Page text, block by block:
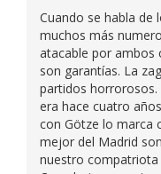
Cuando se habla de
muchos más
atacable por ambos
son garantías. La
partidos horrorosos.
era hace cuatro
con Götze lo marca
mejor del Madrid
nuestro compatriota